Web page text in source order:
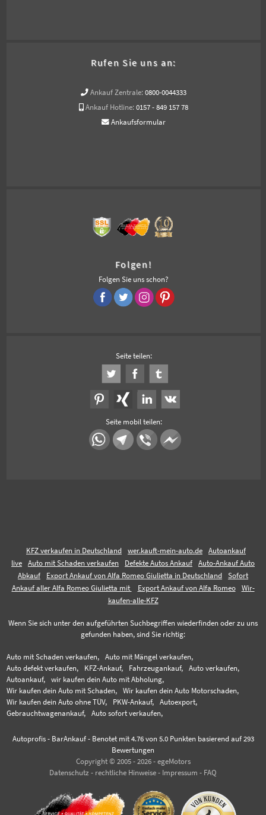
Rufen Sie uns an:
Ankauf Zentrale: 0800-0044333
Ankauf Hotline: 0157 - 849 157 78
Ankaufsformular
Folgen!
Folgen Sie uns schon?
Seite teilen:
Seite mobil teilen:
KFZ verkaufen in Deutschland wer.kauft-mein-auto.de
Autoankauf
live
Auto mit Schaden verkaufen Defekte Autos Ankauf
Auto-Ankauf Auto
Abkauf
Export Ankauf von Alfa Romeo Giulietta in Deutschland
Sofort
Ankauf aller Alfa Romeo Giulietta mit
Export Ankauf von Alfa Romeo
Wir-
kaufen-alle-KFZ
Wenn Sie sich unter den aufgeführten Suchbegriffen wiederfinden oder zu uns
gefunden haben, sind Sie richtig:
Auto mit Schaden verkaufen,
Auto mit Mängel verkaufen,
Auto defekt verkaufen,
KFZ-Ankauf, Fahrzeugankauf,
Auto verkaufen,
Autoankauf,
wir kaufen dein Auto mit Abholung,
Wir kaufen dein Auto mit Schaden,
Wir kaufen dein Auto Motorschaden,
Wir kaufen dein Auto ohne TÜV,
PKW-Ankauf,
Autoexport,
Gebrauchtwagenankauf,
Auto sofort verkaufen,
Autoprofis - BarAnkauf- Benotet mit 4.76von 5.0 Punkten basierend auf 293
Bewertungen
Copyright © 2005 - 2026 - egeMotors
Datenschutz - rechtliche Hinweise - Impressum - FAQ